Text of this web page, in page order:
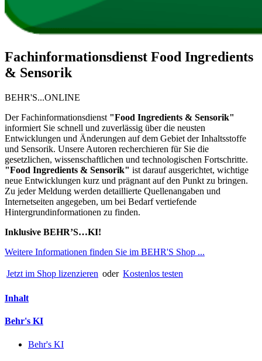
Fachinformationsdienst Food Ingredients
& Sensorik
BEHR'S...ONLINE
Der Fachinformationsdienst "Food Ingredients & Sensorik"
informiert Sie schnell und zuverlässig über die neusten
Entwicklungen und Änderungen auf dem Gebiet der Inhaltsstoffe
und Sensorik. Unsere Autoren recherchieren für Sie die
gesetzlichen, wissenschaftlichen und technologischen Fortschritte.
"Food Ingredients & Sensorik" ist darauf ausgerichtet, wichtige
neue Entwicklungen kurz und prägnant auf den Punkt zu bringen.
Zu jeder Meldung werden detaillierte Quellenangaben und
Internetseiten angegeben, um bei Bedarf vertiefende
Hintergrundinformationen zu finden.
Inklusive BEHR’S…KI!
Weitere Informationen finden Sie im BEHR'S Shop ...
Jetzt im Shop lizenzieren oder Kostenlos testen
Inhalt
Behr's KI
Behr's KI